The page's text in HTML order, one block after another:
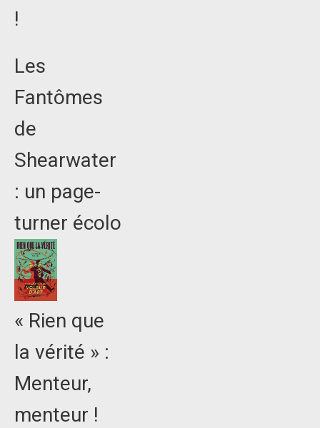
!
Les
Fantômes
de
Shearwater
: un page-
turner écolo
« Rien que
la vérité » :
Menteur,
menteur !